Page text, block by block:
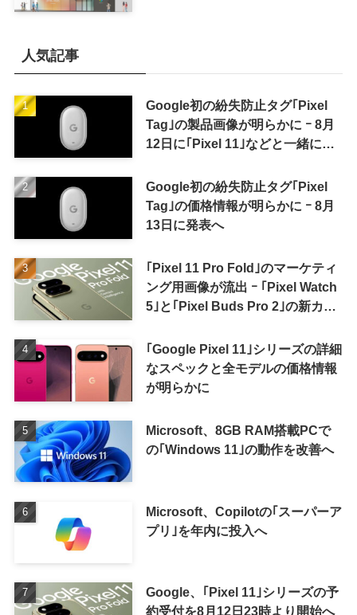
人気記事
Google初の紛失防止タグ｢Pixel
Tag｣の製品画像が明らかに ｰ 8月
12日に｢Pixel 11｣などと一緒に発
Google初の紛失防止タグ｢Pixel
Tag｣の価格情報が明らかに ｰ 8月
13日に発表へ
｢Pixel 11 Pro Fold｣のマーケティ
ング用画像が流出 ｰ ｢Pixel Watch
5｣と｢Pixel Buds Pro 2｣の新カラ
｢Google Pixel 11｣シリーズの詳細
なスペックと全モデルの価格情報
が明らかに
Microsoft、8GB RAM搭載PCで
の｢Windows 11｣の動作を改善へ
Microsoft、Copilotの｢スーパーア
プリ｣を年内に投入へ
Google、｢Pixel 11｣シリーズの予
約受付を8月12日23時より開始へ